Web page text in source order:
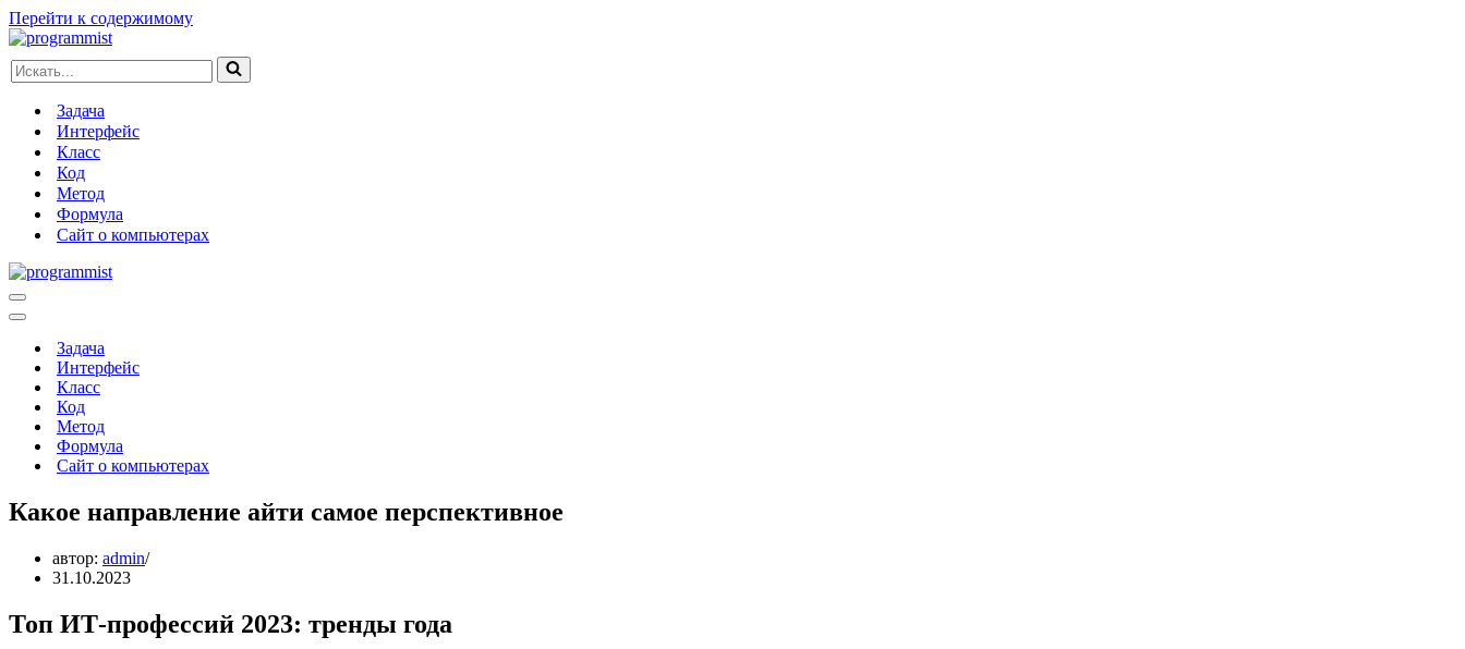
Перейти к содержимому
Искать...
Задача
Интерфейс
Класс
Код
Метод
Формула
Сайт о компьютерах
Меню
навигации
Меню
навигацииЗадача
Интерфейс
Класс
Код
Метод
Формула
Сайт о компьютерах
Какое направление айти самое перспективное
автор: admin
31.10.2023
Топ ИТ-профессий 2023: тренды года